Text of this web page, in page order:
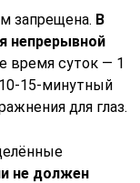
запрещена. В
непрерывной
время суток — 1
10-15-минутный
для глаз.
не должен